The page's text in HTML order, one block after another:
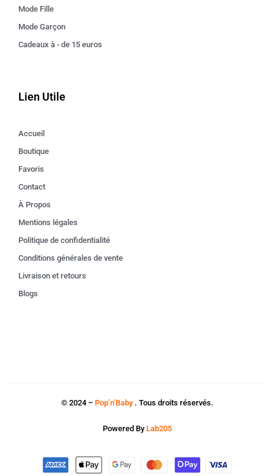
Mode Fille
Mode Garçon
Cadeaux à - de 15 euros
Lien Utile
Accueil
Boutique
Favoris
Contact
À Propos
Mentions légales
Politique de confidentialité
Conditions générales de vente
Livraison et retours
Blogs
© 2024 – Pop’n’Baby. Tous droits réservés.
Powered By Lab205